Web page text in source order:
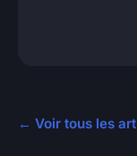
← Voir tous les